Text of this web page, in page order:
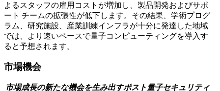
よるスタッフの雇用コストが増加し、製品開発およびサポ
ート チームの拡張性が低下します。その結果、学術プログ
ラム、研究施設、産業訓練インフラが十分に発達した地域
では、より速いペースで量子コンピューティングを導入す
ると予想されます。
市場機会
市場成長の新たな機会を生み出すポスト量子セキュリティ